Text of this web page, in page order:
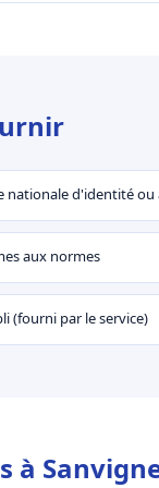
nationale d'identité ou
aux normes
(fourni par le service)
à